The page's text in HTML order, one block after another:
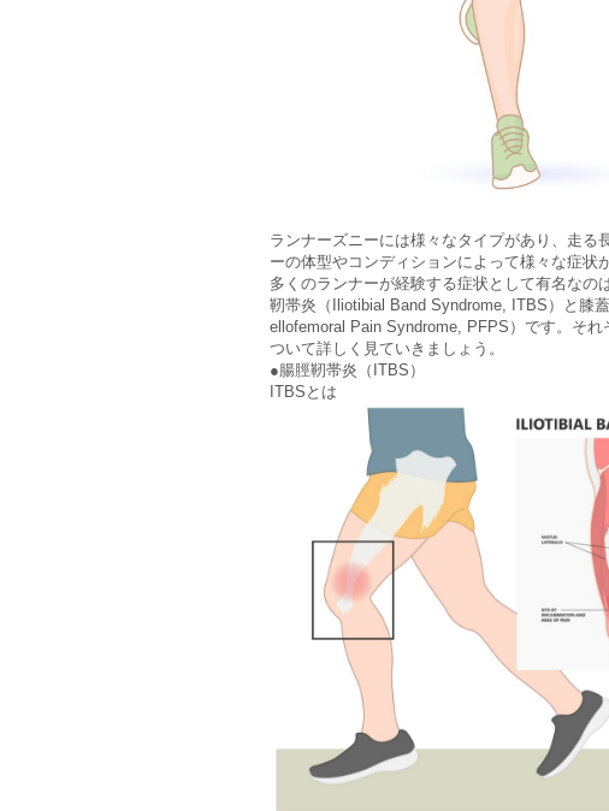
ランナーズニーには様々なタイプがあり、走る
ーの体型やコンディションによって様々な症状
多くのランナーが経験する症状として有名なの
靭帯炎（Iliotibial Band Syndrome, ITBS）と膝
ellofemoral Pain Syndrome, PFPS）です。それ
ついて詳しく見ていきましょう。
●腸脛靭帯炎（ITBS）
ITBSとは